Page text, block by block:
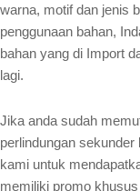
warna, motif dan jenis
penggunaan bahan,
bahan yang di Import
lagi.
Jika anda sudah
perlindungan
kami untuk
memiliki promo